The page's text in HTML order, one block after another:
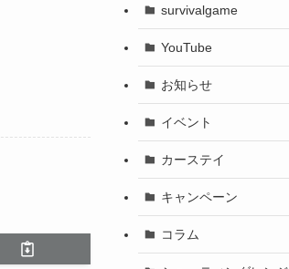
survivalgame
YouTube
お知らせ
イベント
カーステイ
キャンペーン
コラム